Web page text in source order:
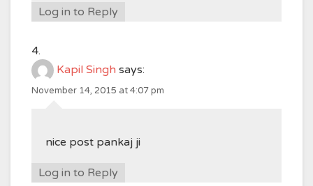
Log in to Reply
Kapil Singh says:
November 14, 2015 at 4:07 pm
nice post pankaj ji
Log in to Reply